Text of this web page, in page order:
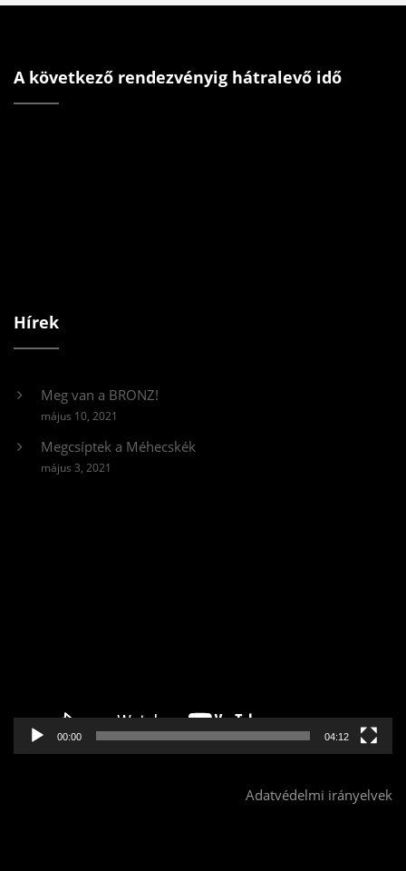
A következő rendezvényig hátralevő idő
Hírek
Meg van a BRONZ!
május 10, 2021
Megcsíptek a Méhecskék
május 3, 2021
00:00 04:12
Adatvédelmi irányelvek